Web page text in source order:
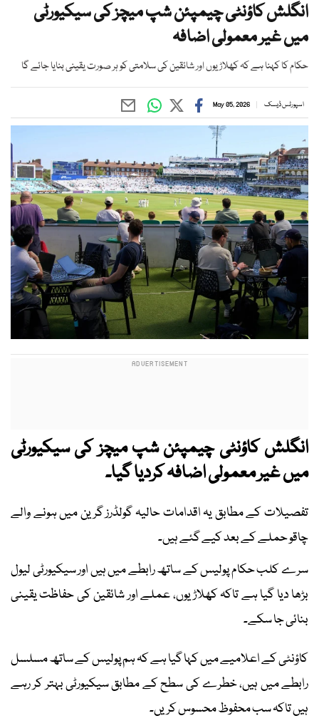
انگلش کاؤنٹی چیمپئن شپ میچز کی سیکیورٹی
میں غیر معمولی اضافہ
حکام کا کہنا ہے کہ کھلاڑیوں اور شائقین کی سلامتی کو ہر صورت یقینی بنایا جائے گا
اسپورٹس ڈیسک May 05, 2026
انگلش کاؤنٹی چیمپئن شپ میچز کی سیکیورٹی
میں غیر معمولی اضافہ کردیا گیا۔
تفصیلات کے مطابق یہ اقدامات حالیہ گولڈرز گرین میں ہونے والے
چاقو حملے کے بعد کیے گئے ہیں۔
سرے کلب حکام پولیس کے ساتھ رابطے میں ہیں اور سیکیورٹی لیول
بڑھا دیا گیا ہے تاکہ کھلاڑیوں، عملے اور شائقین کی حفاظت یقینی
بنائی جا سکے۔
کاؤنٹی کے اعلامیے میں کہا گیا ہے کہ ہم پولیس کے ساتھ مسلسل
رابطے میں ہیں، خطرے کی سطح کے مطابق سیکیورٹی بہتر کر رہے
ہیں تاکہ سب محفوظ محسوس کریں۔